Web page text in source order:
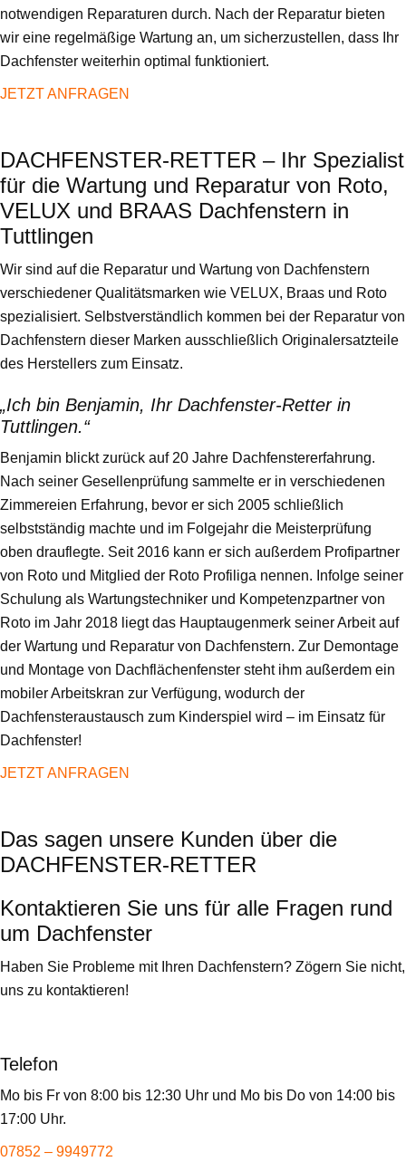
notwendigen Reparaturen durch. Nach der Reparatur bieten
wir eine regelmäßige Wartung an, um sicherzustellen, dass Ihr
Dachfenster weiterhin optimal funktioniert.
JETZT ANFRAGEN
DACHFENSTER-RETTER – Ihr Spezialist
für die Wartung und Reparatur von Roto,
VELUX und BRAAS Dachfenstern in
Tuttlingen
Wir sind auf die Reparatur und Wartung von Dachfenstern
verschiedener Qualitätsmarken wie VELUX, Braas und Roto
spezialisiert. Selbstverständlich kommen bei der Reparatur von
Dachfenstern dieser Marken ausschließlich Originalersatzteile
des Herstellers zum Einsatz.
„Ich bin Benjamin, Ihr Dachfenster-Retter in
Tuttlingen.“
Benjamin blickt zurück auf 20 Jahre Dachfenstererfahrung.
Nach seiner Gesellenprüfung sammelte er in verschiedenen
Zimmereien Erfahrung, bevor er sich 2005 schließlich
selbstständig machte und im Folgejahr die Meisterprüfung
oben drauflegte. Seit 2016 kann er sich außerdem Profipartner
von Roto und Mitglied der Roto Profiliga nennen. Infolge seiner
Schulung als Wartungstechniker und Kompetenzpartner von
Roto im Jahr 2018 liegt das Hauptaugenmerk seiner Arbeit auf
der Wartung und Reparatur von Dachfenstern. Zur Demontage
und Montage von Dachflächenfenster steht ihm außerdem ein
mobiler Arbeitskran zur Verfügung, wodurch der
Dachfensteraustausch zum Kinderspiel wird – im Einsatz für
Dachfenster!
JETZT ANFRAGEN
Das sagen unsere Kunden über die
DACHFENSTER-RETTER
Kontaktieren Sie uns für alle Fragen rund
um Dachfenster
Haben Sie Probleme mit Ihren Dachfenstern? Zögern Sie nicht,
uns zu kontaktieren!
Telefon
Mo bis Fr von 8:00 bis 12:30 Uhr und Mo bis Do von 14:00 bis
17:00 Uhr.
07852 – 9949772